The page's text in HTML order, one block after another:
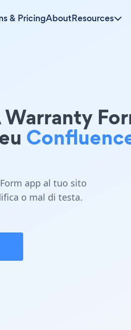
& PricingAboutResources
app al tuo sito
o mal di testa.